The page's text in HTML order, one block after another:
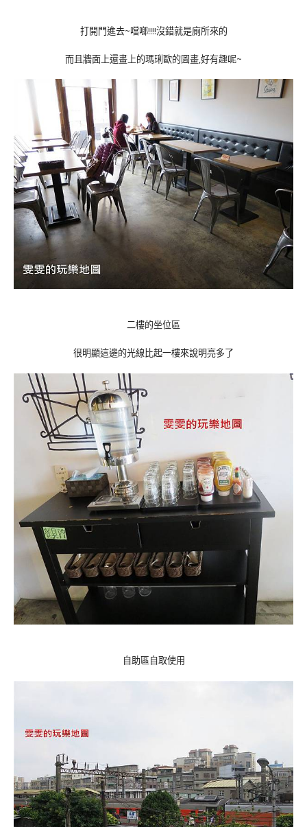
打開門進去~噹啷!!!!沒錯就是廁所來的
而且牆面上還畫上的瑪琍歐的圖畫,好有趣呢~
二樓的坐位區
很明顯這邊的光線比起一樓來說明亮多了
自助區自取使用